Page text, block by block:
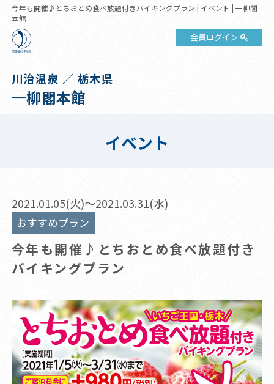
今年も開催♪とちおとめ食べ放題付きバイキングプラン | イベント | 一柳閣
本館
会員ログイン
川治温泉 ／ 栃木県
一柳閣本館
イベント
2021.01.05(火)～2021.03.31(水)
おすすめプラン
今年も開催♪とちおとめ食べ放題付き
バイキングプラン